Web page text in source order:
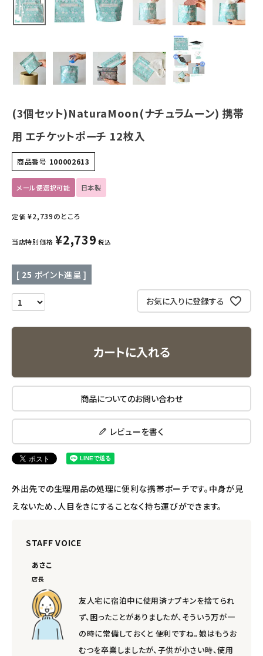
美容・コスメ・香水
衛生用品
日用品雑貨
フェムケア
インナー・下着・ナイトウェア
キッズ・ベビー・マタニティ
フード・ドリンク
ブランド
定期購入
エコリュクス
エコメイト
ナチュラプラス
アルモニベルツ
ご利用ガイド等
アカウント情報
ようこそ ゲスト 様
ログイン person 会員登録
(3個セット)NaturaMoon(ナチュラムーン) 携帯
用 エチケットポーチ 12枚入
商品番号 100002613
メール便選択可能 日本製
定価 ¥2,739のところ
当店特別価格 ¥2,739 税込
[ 25 ポイント進呈 ]
お気に入りに登録する
カートに入れる
商品についてのお問い合わせ
レビューを書く
外出先での生理用品の処理に便利な携帯ポーチです。中身が見
えないため、人目をきにすることなく持ち運びができます。
STAFF VOICE
あさこ
店長
友人宅に宿泊中に使用済ナプキンを捨てられ
ず、困ったことがありましたが、そういう万が一
の時に常備しておくと 便利ですね。娘はもうお
むつを卒業しましたが、子供が小さい時、使用